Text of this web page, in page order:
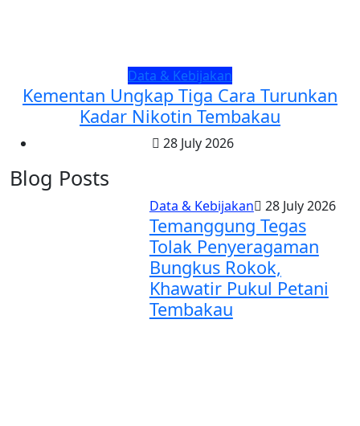
Data & Kebijakan
Kementan Ungkap Tiga Cara Turunkan
Kadar Nikotin Tembakau
28 July 2026
Blog Posts
Data & Kebijakan 28 July 2026
Temanggung Tegas
Tolak Penyeragaman
Bungkus Rokok,
Khawatir Pukul Petani
Tembakau